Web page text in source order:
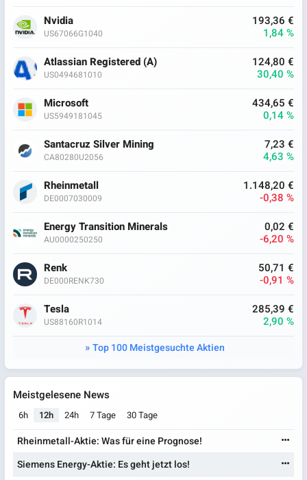
Nvidia
US67066G1040
193,36 €
1,84 %
Atlassian Registered (A)
US0494681010
124,80 €
30,40 %
Microsoft
US5949181045
434,65 €
0,14 %
Santacruz Silver Mining
CA80280U2056
7,23 €
4,63 %
Rheinmetall
DE0007030009
1.148,20 €
-0,38 %
Energy Transition Minerals
AU0000250250
0,02 €
-6,20 %
Renk
DE000RENK730
50,71 €
-0,91 %
Tesla
US88160R1014
285,39 €
2,90 %
Top 100 Meistgesuchte Aktien
Meistgelesene News
6h 12h 24h 7 Tage 30 Tage
Rheinmetall-Aktie: Was für eine Prognose!
Siemens Energy-Aktie: Es geht jetzt los!